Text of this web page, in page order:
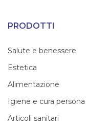
PRODOTTI
Salute e benessere
Estetica
Alimentazione
Igiene e cura persona
Articoli sanitari